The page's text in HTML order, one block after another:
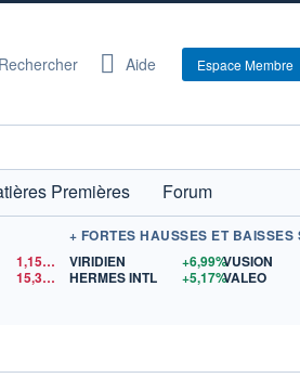
Rechercher Aide Espace Membre
Premières
Forum
1,1524
$US
15,33$US
VIRIDIEN
+6,99%
HERMES INTL
+5,17%
VUSION
VALEO